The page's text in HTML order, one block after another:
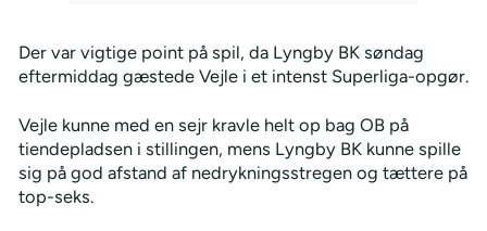
Der var vigtige point på spil, da Lyngby BK søndag
eftermiddag gæstede Vejle i et intenst Superliga-opgør.
Vejle kunne med en sejr kravle helt op bag OB på
tiendepladsen i stillingen, mens Lyngby BK kunne spille
sig på god afstand af nedrykningsstregen og tættere på
top-seks.